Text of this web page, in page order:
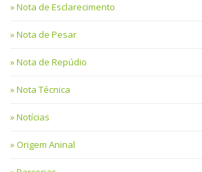
Nota de Esclarecimento
Nota de Pesar
Nota de Repúdio
Nota Técnica
Notícias
Origem Aninal